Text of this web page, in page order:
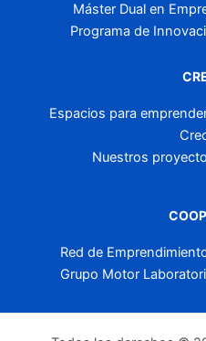
Máster Dual en
Programa de
Espacios para
Nuestros
Red de
Grupo Motor